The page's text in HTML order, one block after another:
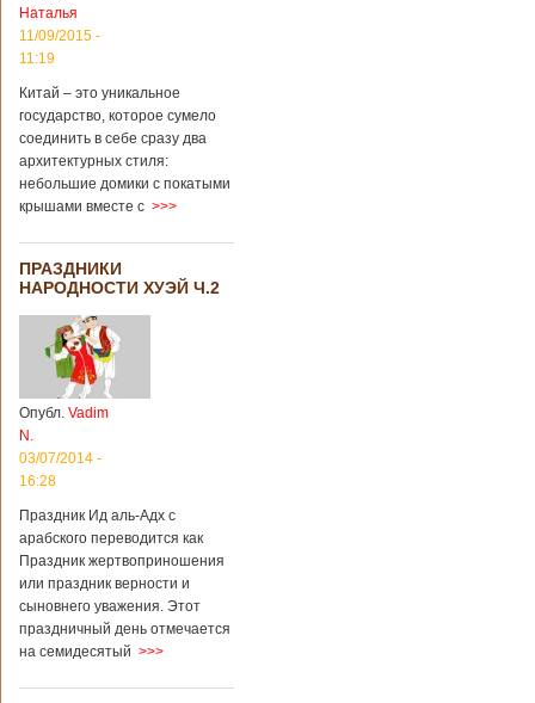
Наталья
11/09/2015 -
11:19
Китай – это уникальное
государство, которое сумело
соединить в себе сразу два
архитектурных стиля:
небольшие домики с покатыми
крышами вместе с >>>
ПРАЗДНИКИ
НАРОДНОСТИ ХУЭЙ Ч.2
Опубл. Vadim
N.
03/07/2014 -
16:28
Праздник Ид аль-Адх с
арабского переводится как
Праздник жертвоприношения
или праздник верности и
сыновнего уважения. Этот
праздничный день отмечается
на семидесятый >>>